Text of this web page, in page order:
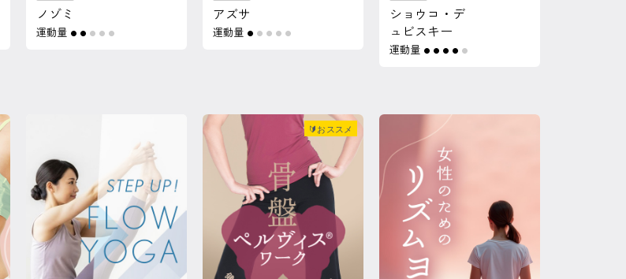
ノゾミ
運動量 ● ● ● ● ●
アズサ
運動量 ● ● ● ● ●
ショウコ・デ
ュビスキー
運動量 ● ● ● ● ●
🔰おススメ